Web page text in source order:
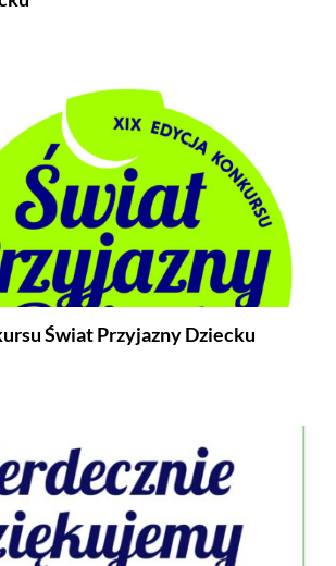
Świat Przyjazny Dziecku